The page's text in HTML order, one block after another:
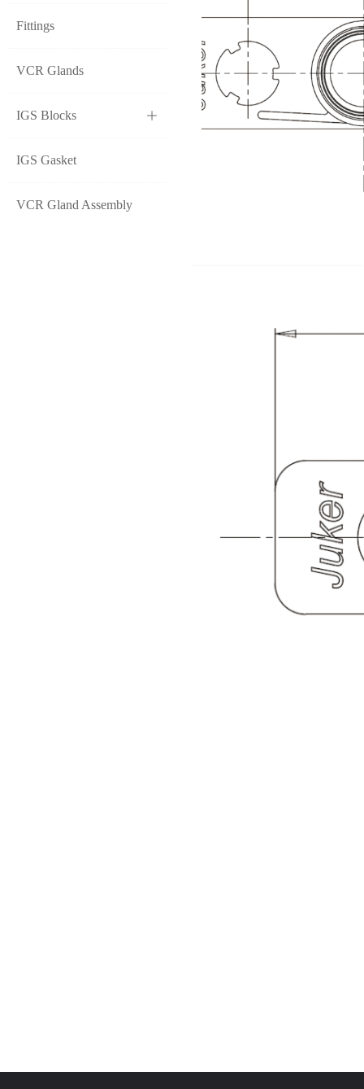
Fittings
VCR Glands
ꄶ
IGS Blocks
IGS Gasket
VCR Gland Assembly